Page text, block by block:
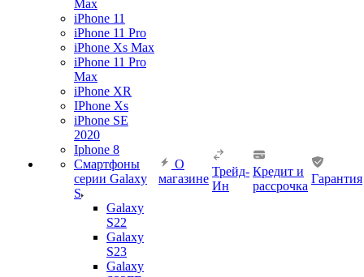
Max
iPhone 11
iPhone 11 Pro
iPhone Xs Max
iPhone 11 Pro
Max
iPhone XR
IPhone Xs
iPhone SE
2020
Iphone 8
Смартфоны
серии Galaxy
S
Galaxy
S22
Galaxy
S23
Galaxy
О
магазине
Трейд-
Ин
Кредит и
рассрочка
Гарантия